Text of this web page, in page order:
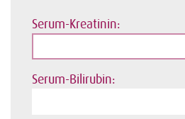
Serum-Kreatinin:
Serum-Bilirubin: